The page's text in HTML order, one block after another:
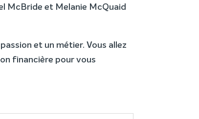
McBride et Melanie McQuaid
et un métier. Vous allez
financière pour vous